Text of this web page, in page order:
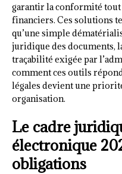
garantir la conformité
financiers. Ces solutions
qu’une simple
juridique des documents,
traçabilité exigée par
comment ces outils
légales devient une
organisation.
Le cadre
électronique
obligations